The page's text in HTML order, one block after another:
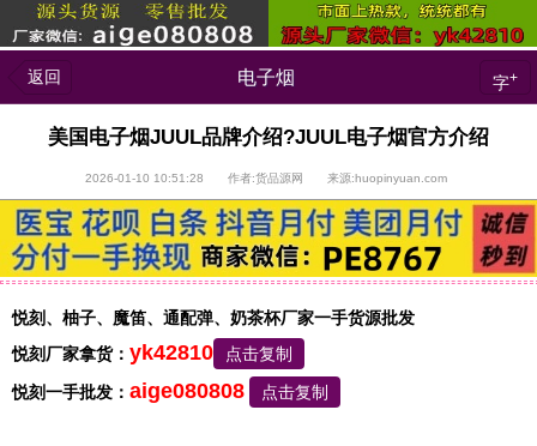
返回 电子烟 字+
美国电子烟JUUL品牌介绍?JUUL电子烟官方介绍
2026-01-10 10:51:28 作者:货品源网 来源:huopinyuan.com
悦刻、柚子、魔笛、通配弹、奶茶杯厂家一手货源批发
悦刻厂家拿货： yk42810
点击复制
悦刻一手批发： aige080808 点击复制